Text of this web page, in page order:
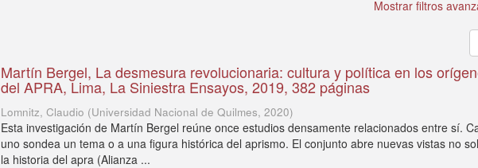
Mostrar filtros
Martín Bergel, La desmesura revolucionaria: cultura y política en los
del APRA, Lima, La Siniestra Ensayos, 2019, 382 páginas
Lomnitz, Claudio (Universidad Nacional de Quilmes,2020)
Esta investigación de Martín Bergel reúne once estudios densamente relacionados entre sí.
uno sondea un tema o a una figura histórica del aprismo. El conjunto abre nuevas vistas no
la historia del apra (Alianza ...